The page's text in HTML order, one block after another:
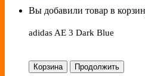
Вы добавили товар в
adidas AE 3 Dark Blue
Корзина Продолжить